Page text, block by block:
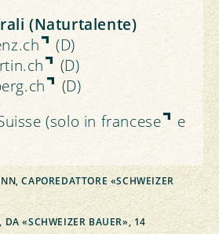
(Naturtalente)
(D)
(D)
(D)
(solo in francese
e
CAPOREDATTORE «SCHWEIZER
DA «SCHWEIZER BAUER», 14